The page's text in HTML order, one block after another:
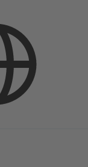
Downstream